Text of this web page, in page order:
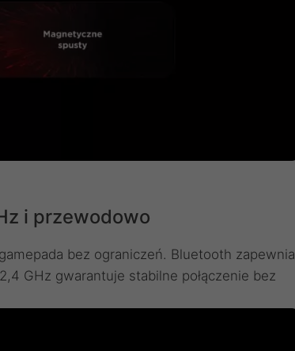
i przewodowo
bez ograniczeń. Bluetooth zapewnia
GHz gwarantuje stabilne połączenie bez